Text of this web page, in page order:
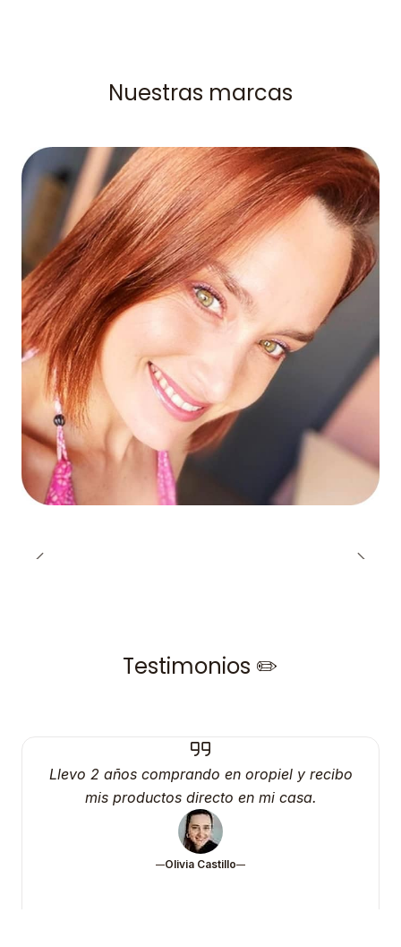
Nuestras marcas
Testimonios ✏️
Llevo 2 años comprando en oropiel y recibo
mis productos directo en mi casa.
Olivia Castillo